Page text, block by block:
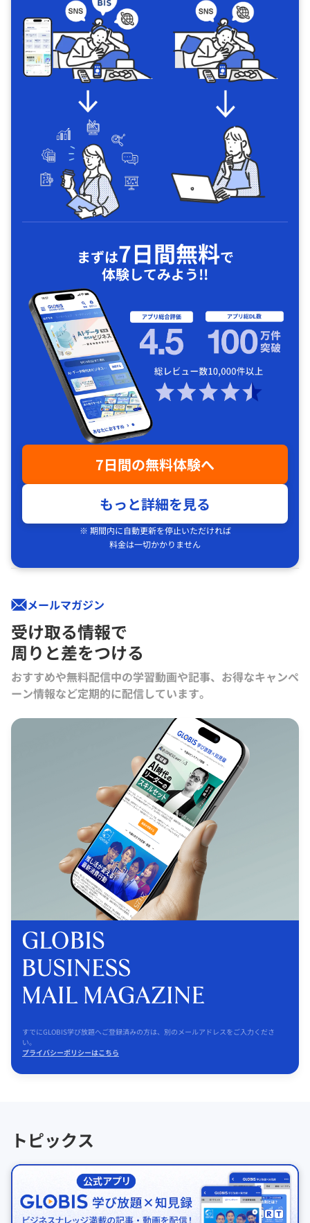
まずは7日間無料で
体験してみよう!!
7日間の無料体験へ
もっと詳細を見る
※ 期間内に自動更新を停止いただければ
料金は一切かかりません
メールマガジン
受け取る情報で
周りと差をつける
おすすめや無料配信中の学習動画や記事、お得なキャンペ
ーン情報など定期的に配信しています。
すでにGLOBIS学び放題へご登録済みの方は、別のメールアドレスをご入力くださ
い。
プライバシーポリシーはこちら
トピックス